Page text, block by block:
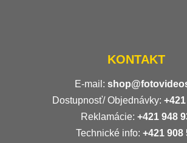
KONTAKT
E-mail:
Dostupnosť/ Objednávky: +421
Reklamácie: +421 948
Technické info: +421 908